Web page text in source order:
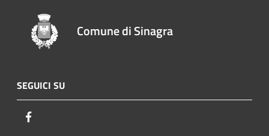
Comune di Sinagra
SEGUICI SU